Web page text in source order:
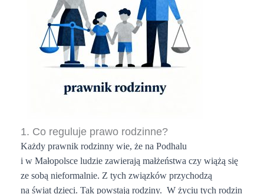
1. Co reguluje prawo rodzinne?
Każdy prawnik rodzinny wie, że na Podhalu
i w Małopolsce ludzie zawierają małżeństwa czy wiążą się
ze sobą nieformalnie. Z tych związków przychodzą
na świat dzieci. Tak powstają rodziny. W życiu tych rodzin